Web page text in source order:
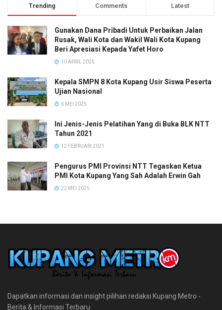
Trending Comments Latest
Gunakan Dana Pribadi Untuk Perbaikan Jalan
Rusak, Wali Kota dan Wakil Wali Kota Kupang
Beri Apresiasi Kepada Yafet Horo
10 APRIL 2025
Kepala SMPN 8 Kota Kupang Usir Siswa Peserta
Ujian Nasional
6 MEI 2025
Ini Jenis-Jenis Pelatihan Yang di Buka BLK NTT
Tahun 2021
12 FEBRUARI 2021
Pengurus PMI Provinsi NTT Tegaskan Ketua
PMI Kota Kupang Yang Sah Adalah Erwin Gah
22 MEI 2025
Dapatkan informasi dan insight pilihan redaksi Kupang Metro -
Berita & Informasi Terbaru